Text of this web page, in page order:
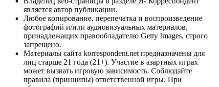
является автор публикации.
Любое копирование, перепечатка и воспроизведение
фотографий и/или аудиовизуальных материалов,
принадлежащих правообладателю Getty Images, строго
запрещено.
Материалы сайта korrespondent.net предназначены для
лиц старше 21 года (21+). Участие в азартных играх
может вызвать игровую зависимость. Соблюдайте
правила (принципы) ответственной игры. При